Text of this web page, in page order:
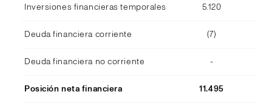
Inversiones financieras temporales 5.120
Deuda financiera corriente (7)
Deuda financiera no corriente -
Posición neta financiera 11.495